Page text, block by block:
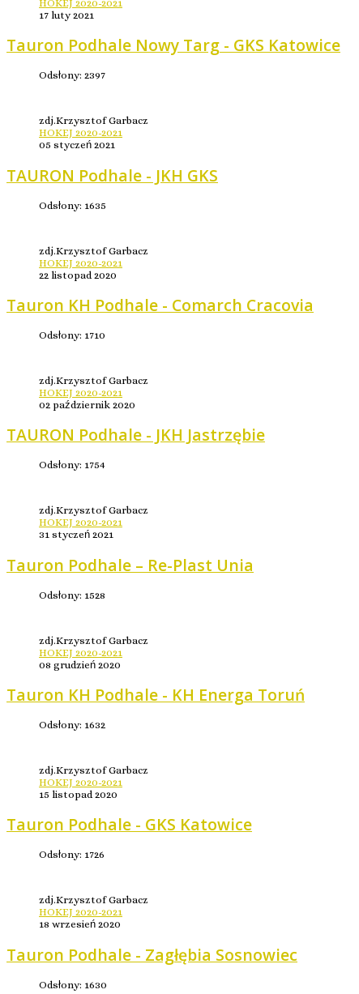
HOKEJ 2020-2021
17 luty 2021
Tauron Podhale Nowy Targ - GKS Katowice
Odsłony: 2397
zdj.Krzysztof Garbacz
HOKEJ 2020-2021
05 styczeń 2021
TAURON Podhale - JKH GKS
Odsłony: 1635
zdj.Krzysztof Garbacz
HOKEJ 2020-2021
22 listopad 2020
Tauron KH Podhale - Comarch Cracovia
Odsłony: 1710
zdj.Krzysztof Garbacz
HOKEJ 2020-2021
02 październik 2020
TAURON Podhale - JKH Jastrzębie
Odsłony: 1754
zdj.Krzysztof Garbacz
HOKEJ 2020-2021
31 styczeń 2021
Tauron Podhale – Re-Plast Unia
Odsłony: 1528
zdj.Krzysztof Garbacz
HOKEJ 2020-2021
08 grudzień 2020
Tauron KH Podhale - KH Energa Toruń
Odsłony: 1632
zdj.Krzysztof Garbacz
HOKEJ 2020-2021
15 listopad 2020
Tauron Podhale - GKS Katowice
Odsłony: 1726
zdj.Krzysztof Garbacz
HOKEJ 2020-2021
18 wrzesień 2020
Tauron Podhale - Zagłębia Sosnowiec
Odsłony: 1630